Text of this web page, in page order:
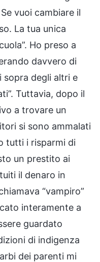
vuoi cambiare il
La tua unica
Ho preso a
davvero di
sopra degli altri e
Tuttavia, dopo il
a trovare un
si sono ammalati
tutti i risparmi di
un prestito ai
il denaro in
“vampiro”
interamente a
guardato
di indigenza
dei parenti mi